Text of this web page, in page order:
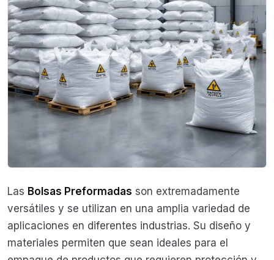
Las Bolsas Preformadas son extremadamente
versátiles y se utilizan en una amplia variedad de
aplicaciones en diferentes industrias. Su diseño y
materiales permiten que sean ideales para el